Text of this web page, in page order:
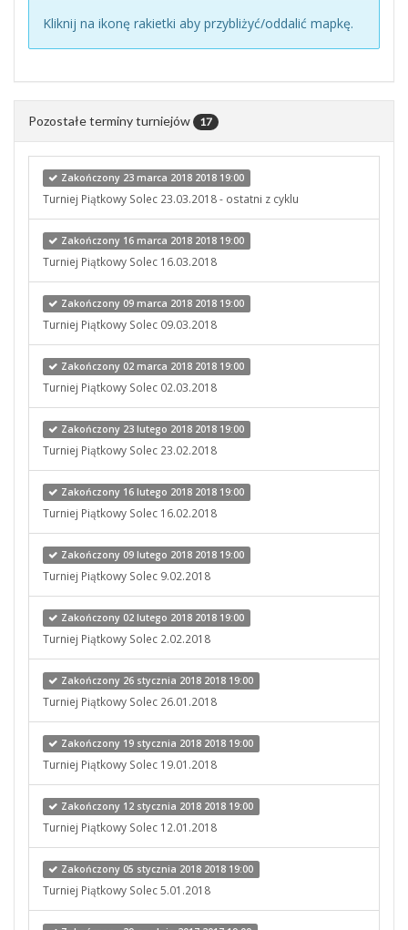
Kliknij na ikonę rakietki aby przybliżyć/oddalić mapkę.
Pozostałe terminy turniejów 17
Zakończony 23 marca 2018 2018 19:00
Turniej Piątkowy Solec 23.03.2018 - ostatni z cyklu
Zakończony 16 marca 2018 2018 19:00
Turniej Piątkowy Solec 16.03.2018
Zakończony 09 marca 2018 2018 19:00
Turniej Piątkowy Solec 09.03.2018
Zakończony 02 marca 2018 2018 19:00
Turniej Piątkowy Solec 02.03.2018
Zakończony 23 lutego 2018 2018 19:00
Turniej Piątkowy Solec 23.02.2018
Zakończony 16 lutego 2018 2018 19:00
Turniej Piątkowy Solec 16.02.2018
Zakończony 09 lutego 2018 2018 19:00
Turniej Piątkowy Solec 9.02.2018
Zakończony 02 lutego 2018 2018 19:00
Turniej Piątkowy Solec 2.02.2018
Zakończony 26 stycznia 2018 2018 19:00
Turniej Piątkowy Solec 26.01.2018
Zakończony 19 stycznia 2018 2018 19:00
Turniej Piątkowy Solec 19.01.2018
Zakończony 12 stycznia 2018 2018 19:00
Turniej Piątkowy Solec 12.01.2018
Zakończony 05 stycznia 2018 2018 19:00
Turniej Piątkowy Solec 5.01.2018